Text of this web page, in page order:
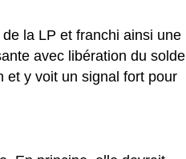
la LP et franchi ainsi une
avec libération du solde
et y voit un signal fort pour